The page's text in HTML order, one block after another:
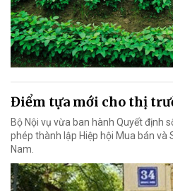
Điểm tựa mới cho thị
Bộ Nội vụ vừa ban hành Quyết định
phép thành lập Hiệp hội Mua bán và
Nam.